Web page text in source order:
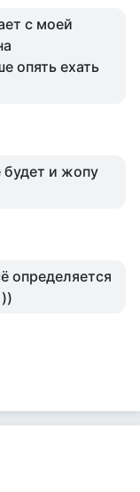
с моей
опять ехать
будет и жопу
определяется